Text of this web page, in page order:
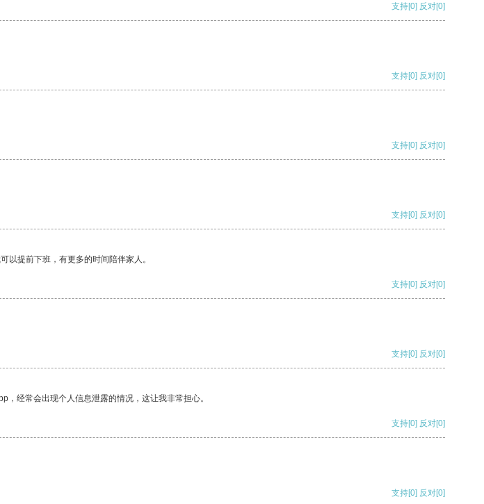
支持[0] 反对[0]
支持[0] 反对[0]
支持[0] 反对[0]
支持[0] 反对[0]
以提前下班，有更多的时间陪伴家人。
支持[0] 反对[0]
支持[0] 反对[0]
经常会出现个人信息泄露的情况，这让我非常担心。
支持[0] 反对[0]
支持[0] 反对[0]